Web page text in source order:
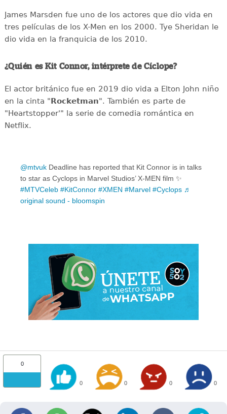
James Marsden fue uno de los actores que dio vida en
tres películas de los X-Men en los 2000. Tye Sheridan le
dio vida en la franquicia de los 2010.
¿Quién es Kit Connor, intérprete de Cíclope?
El actor británico fue en 2019 dio vida a Elton John niño
en la cinta "Rocketman". También es parte de
"Heartstopper'" la serie de comedia romántica en
Netflix.
@mtvuk Deadline has reported that Kit Connor is in talks
to star as Cyclops in Marvel Studios’ X-MEN film ✨
#MTVCeleb #KitConnor #XMEN #Marvel #Cyclops ♬
original sound - bloomspin
0
0 0 0 0